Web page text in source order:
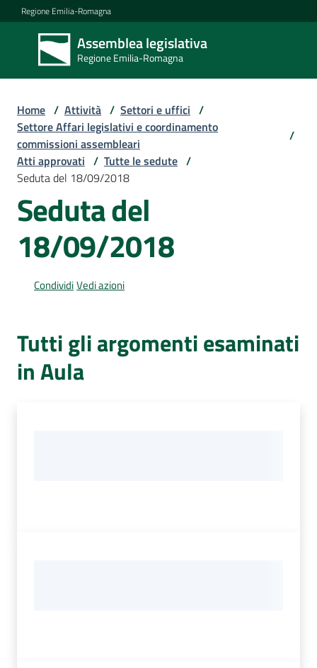
Vai al contenuto
Vai alla navigazione
Vai al footer
Regione Emilia-Romagna
Assemblea legislativa
Regione Emilia-Romagna
Assemblea
legislativa
Regione Emilia-
Assemblea
Attività
Argomenti
i
media
Home / Attività / Settori e uffici /
Settore Affari legislativi e coordinamento
commissioni assembleari
/
Atti approvati / Tutte le sedute /
Seduta del 18/09/2018
Seduta del
18/09/2018
CondividiVedi azioni
Tutti gli argomenti esaminati
in Aula